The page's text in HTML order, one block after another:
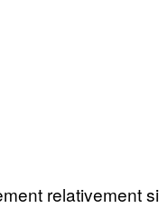
relativement